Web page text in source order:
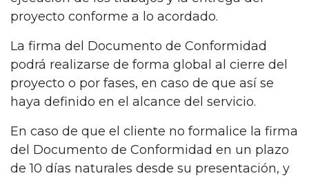
proyecto conforme a lo acordado.
La firma del Documento de Conformidad
podrá realizarse de forma global al cierre del
proyecto o por fases, en caso de que así se
haya definido en el alcance del servicio.
En caso de que el cliente no formalice la firma
del Documento de Conformidad en un plazo
de 10 días naturales desde su presentación, y